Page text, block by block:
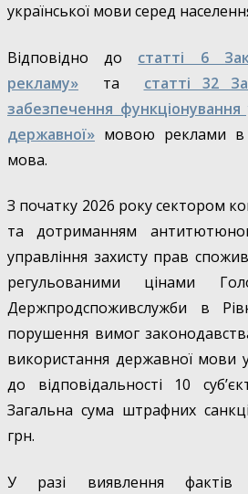
української мови серед
Відповідно до статті 6
рекламу»
та
статті 32
забезпечення функціонування
державної» мовою реклами в
мова.
З початку 2026 року сектором
та дотриманням
управління захисту прав
регульованими цінами
Держпродспоживслужби в
порушення вимог
використання державної мови
до відповідальності 10
Загальна сума штрафних
грн.
У разі виявлення фактів